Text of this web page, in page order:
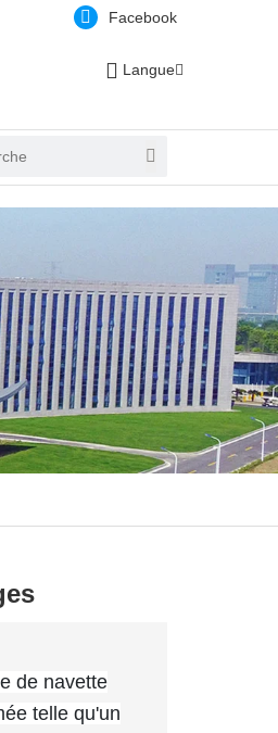
Facebook
Langue
de navette
telle qu'un